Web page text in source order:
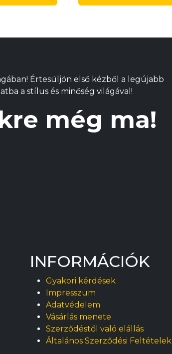
be
chosen
the
product
Értesüljön első kézből a legújabb
a stílus és minőség világával!
még ma!
INFORMÁCIÓK
Gyakori kérdések
Impresszum
Adatvédelem
Vásárlás menete
Szerződéstől való elállás
Általános Szerződési Feltételek